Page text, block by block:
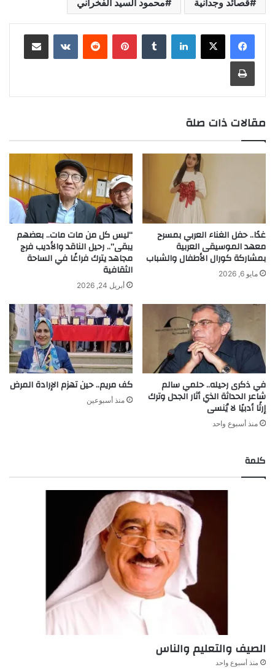
قصائد وجدانية محمود السيد الفخراني
لينكدإن بينتيريست مشاركة عبر البريد
طباعة
مقالات ذات صلة
غدًا.. حفل الغناء العربي بمسرح
معهد الموسيقى العربية
بمشاركة كورال الأطفال والشباب
مايو 6, 2026
“ليس كل من مات مات.. بعضهم
يبقى”.. رحيل الناقد والأديب فرج
مجاهد يترك فراغًا في الساحة
الثقافية
أبريل 24, 2026
في ذكرى رحيله.. حلمي سالم
شاعر الحداثة الذي أثار الجدل وترك
إرثًا أدبيًا لا يُنسى
منذ أسبوع واحد
كف مريم.. حين تهزم الإرادة المرض
منذ أسبوعين
كلمة
الصيف والتعليم والناس
منذ أسبوع واحد